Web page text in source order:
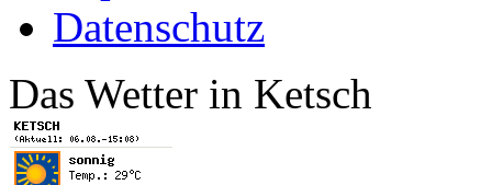
Datenschutz
Das Wetter in Ketsch